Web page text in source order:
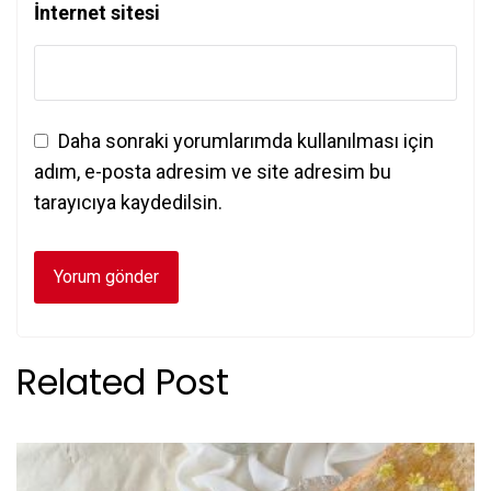
İnternet sitesi
Daha sonraki yorumlarımda kullanılması için
adım, e-posta adresim ve site adresim bu
tarayıcıya kaydedilsin.
Related Post